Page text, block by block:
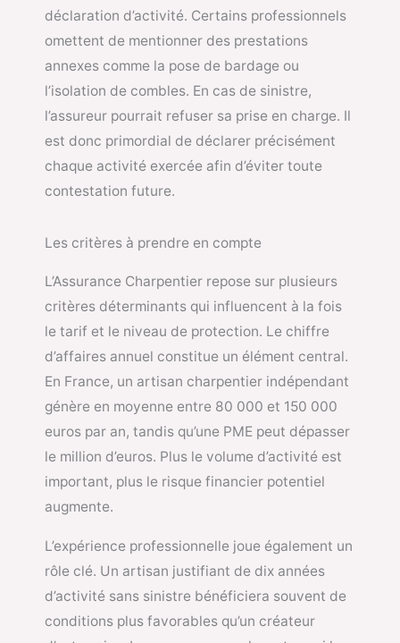
déclaration d’activité. Certains professionnels
omettent de mentionner des prestations
annexes comme la pose de bardage ou
l’isolation de combles. En cas de sinistre,
l’assureur pourrait refuser sa prise en charge. Il
est donc primordial de déclarer précisément
chaque activité exercée afin d’éviter toute
contestation future.
Les critères à prendre en compte
L’Assurance Charpentier repose sur plusieurs
critères déterminants qui influencent à la fois
le tarif et le niveau de protection. Le chiffre
d’affaires annuel constitue un élément central.
En France, un artisan charpentier indépendant
génère en moyenne entre 80 000 et 150 000
euros par an, tandis qu’une PME peut dépasser
le million d’euros. Plus le volume d’activité est
important, plus le risque financier potentiel
augmente.
L’expérience professionnelle joue également un
rôle clé. Un artisan justifiant de dix années
d’activité sans sinistre bénéficiera souvent de
conditions plus favorables qu’un créateur